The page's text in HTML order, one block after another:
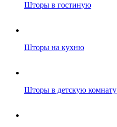
Шторы в гостиную
Шторы на кухню
Шторы в детскую комнату